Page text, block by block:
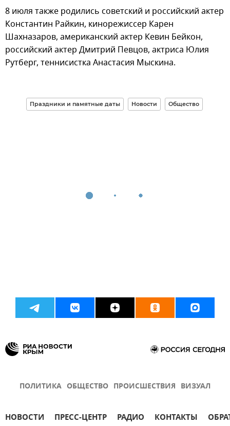
8 июля также родились советский и российский актер
Константин Райкин, кинорежиссер Карен
Шахназаров, американский актер Кевин Бейкон,
российский актер Дмитрий Певцов, актриса Юлия
Рутберг, теннисистка Анастасия Мыскина.
Праздники и памятные даты Новости Общество
ПОЛИТИКА ОБЩЕСТВО ПРОИСШЕСТВИЯ ВИЗУАЛ
НОВОСТИ ПРЕСС-ЦЕНТР РАДИО КОНТАКТЫ